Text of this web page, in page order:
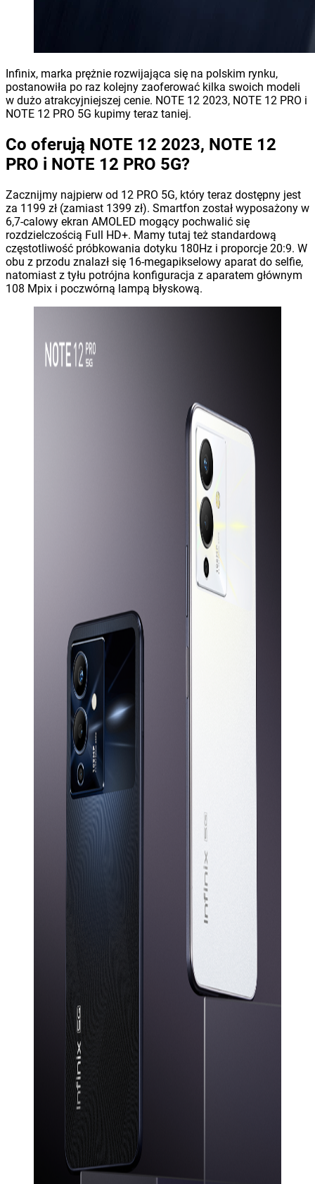
Infinix, marka prężnie rozwijająca się na polskim rynku,
postanowiła po raz kolejny zaoferować kilka swoich modeli
w dużo atrakcyjniejszej cenie. NOTE 12 2023, NOTE 12 PRO i
NOTE 12 PRO 5G kupimy teraz taniej.
Co oferują NOTE 12 2023, NOTE 12
PRO i NOTE 12 PRO 5G?
Zacznijmy najpierw od 12 PRO 5G, który teraz dostępny jest
za 1199 zł (zamiast 1399 zł). Smartfon został wyposażony w
6,7-calowy ekran AMOLED mogący pochwalić się
rozdzielczością Full HD+. Mamy tutaj też standardową
częstotliwość próbkowania dotyku 180Hz i proporcje 20:9. W
obu z przodu znalazł się 16-megapikselowy aparat do selfie,
natomiast z tyłu potrójna konfiguracja z aparatem głównym
108 Mpix i poczwórną lampą błyskową.